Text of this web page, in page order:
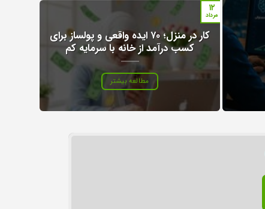
کار در منزل؛ ۷۰ ایده واقعی و پولساز برای
کسب درآمد از خانه با سرمایه کم
مطالعه بیشتر
۱۲
مرداد